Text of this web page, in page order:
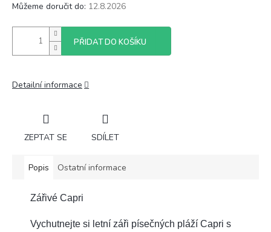
Můžeme doručit do: 12.8.2026
PŘIDAT DO KOŠÍKU
Detailní informace
ZEPTAT SE SDÍLET
Popis Ostatní informace
Zářivé Capri
Vychutnejte si letní záři písečných pláží Capri s